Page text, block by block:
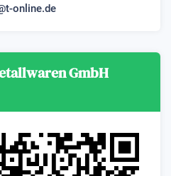
online.de
GmbH